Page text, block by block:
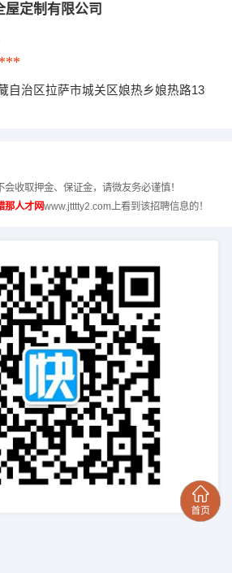
屋定制有限公司
自治区拉萨市城关区娘热乡娘热路13
收取押金、保证金，请微友务必谨慎！
那人才网www.jtttty2.com上看到该招聘信息的！